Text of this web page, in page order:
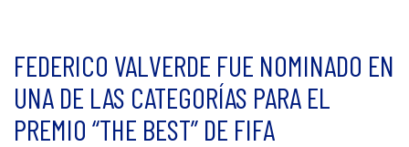
FEDERICO VALVERDE FUE NOMINADO EN
UNA DE LAS CATEGORÍAS PARA EL
PREMIO “THE BEST” DE FIFA